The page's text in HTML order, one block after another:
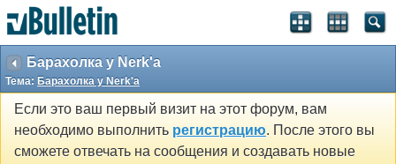
Барахолка у Nerk'a
Тема: Барахолка у Nerk'a
Если это ваш первый визит на этот форум, вам
необходимо выполнить регистрацию. После этого вы
сможете отвечать на сообщения и создавать новые